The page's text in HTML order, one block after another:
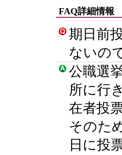
FAQ詳細情報
期日前
ないの
公職選
所に行
在者投
そのた
日に投